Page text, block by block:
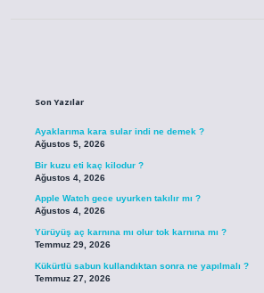
Son Yazılar
Ayaklarıma kara sular indi ne demek ?
Ağustos 5, 2026
Bir kuzu eti kaç kilodur ?
Ağustos 4, 2026
Apple Watch gece uyurken takılır mı ?
Ağustos 4, 2026
Yürüyüş aç karnına mı olur tok karnına mı ?
Temmuz 29, 2026
Kükürtlü sabun kullandıktan sonra ne yapılmalı ?
Temmuz 27, 2026